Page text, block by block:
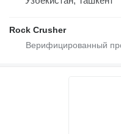
Rock Crusher